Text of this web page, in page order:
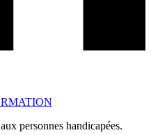
personnes handicapées.